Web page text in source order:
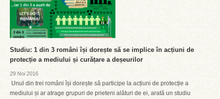
Studiu: 1 din 3 români își dorește să se implice în acțiuni de
protecție a mediului și curățare a deșeurilor
29 Noi 2016
Unul din trei români își dorește să participe la acțiuni de protecție a
mediului și ar atrage grupuri de prieteni alături de ei, arată un studiu